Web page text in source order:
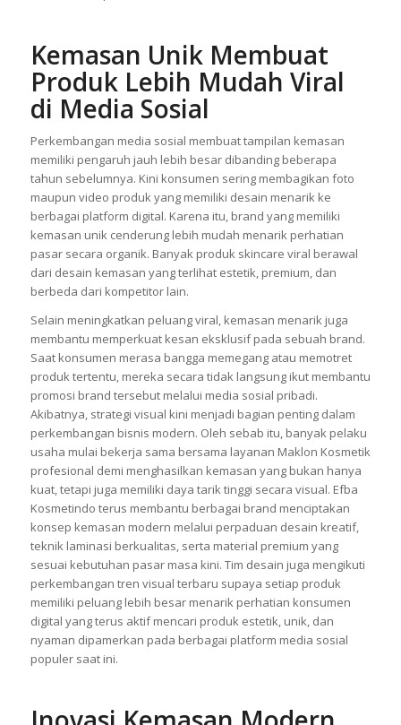
semakin kompetitif saat ini.
Kemasan Unik Membuat
Produk Lebih Mudah Viral
di Media Sosial
Perkembangan media sosial membuat tampilan kemasan
memiliki pengaruh jauh lebih besar dibanding beberapa
tahun sebelumnya. Kini konsumen sering membagikan foto
maupun video produk yang memiliki desain menarik ke
berbagai platform digital. Karena itu, brand yang memiliki
kemasan unik cenderung lebih mudah menarik perhatian
dari desain kemasan yang terlihat estetik, premium, dan
berbeda dari kompetitor lain.
Selain meningkatkan peluang viral, kemasan menarik juga
membantu memperkuat kesan eksklusif pada sebuah brand.
Saat konsumen merasa bangga memegang atau memotret
produk tertentu, mereka secara tidak langsung ikut membantu
promosi brand tersebut melalui media sosial pribadi.
Akibatnya, strategi visual kini menjadi bagian penting dalam
perkembangan bisnis modern. Oleh sebab itu, banyak pelaku
usaha mulai bekerja sama bersama layanan Maklon Kosmetik
profesional demi menghasilkan kemasan yang bukan hanya
kuat, tetapi juga memiliki daya tarik tinggi secara visual. Efba
Kosmetindo terus membantu berbagai brand menciptakan
konsep kemasan modern melalui perpaduan desain kreatif,
teknik laminasi berkualitas, serta material premium yang
sesuai kebutuhan pasar masa kini. Tim desain juga mengikuti
perkembangan tren visual terbaru supaya setiap produk
memiliki peluang lebih besar menarik perhatian konsumen
populer saat ini.